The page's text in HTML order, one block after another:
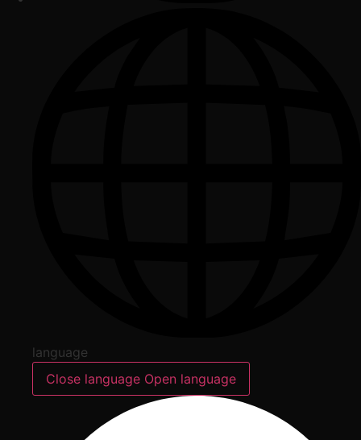
language
Close language Open language